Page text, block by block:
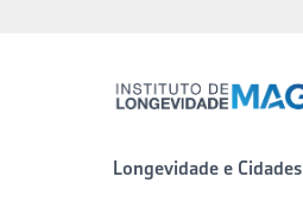
Longevidade e Cidades